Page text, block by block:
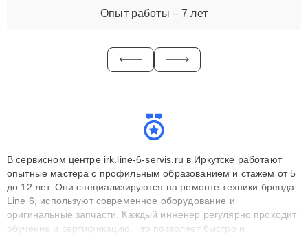
Опыт работы – 7 лет
В сервисном центре irk.line-6-servis.ru в Иркутске работают
опытные мастера с профильным образованием и стажем от 5
до 12 лет. Они специализируются на ремонте техники бренда
Line 6, используют современное оборудование и
оригинальные запчасти. Каждый инженер регулярно проходит
обучение и сертификацию, что позволяет быстро и